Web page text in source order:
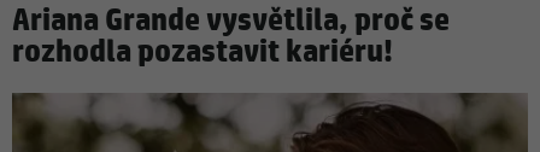
Ariana Grande vysvětlila, proč se
rozhodla pozastavit kariéru!